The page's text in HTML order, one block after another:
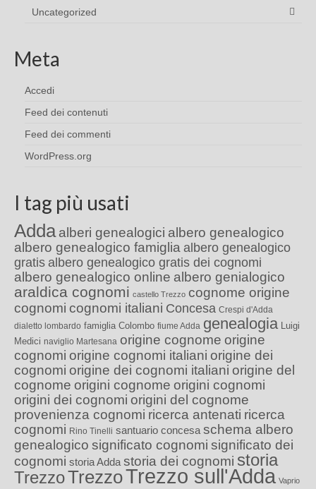
Uncategorized
Meta
Accedi
Feed dei contenuti
Feed dei commenti
WordPress.org
I tag più usati
Adda alberi genealogici albero genealogico
albero genealogico famiglia albero genealogico
gratis albero genealogico gratis dei cognomi
albero genealogico online albero genialogico
araldica cognomi castello Trezzo cognome origine
cognomi cognomi italiani Concesa Crespi d'Adda
dialetto lombardo famiglia Colombo fiume Adda genealogia Luigi
Medici naviglio Martesana origine cognome origine
cognomi origine cognomi italiani origine dei
cognomi origine dei cognomi italiani origine del
cognome origini cognome origini cognomi
origini dei cognomi origini del cognome
provenienza cognomi ricerca antenati ricerca
cognomi Rino Tinelli santuario concesa schema albero
genealogico significato cognomi significato dei
cognomi storia Adda storia dei cognomi storia
TrezzoTrezzoTrezzo sull'Adda Vaprio